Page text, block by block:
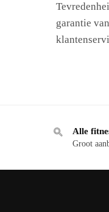
garantie
Alle
Groot